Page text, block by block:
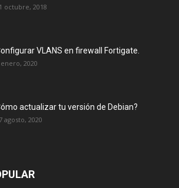
octubre, 2018
VLANS en firewall Fortigate.
enero, 2020
actualizar tu versión de Debian?
agosto, 2020